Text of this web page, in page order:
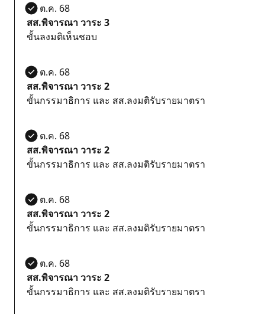
21 ต.ค. 68
สส.พิจารณา วาระ 3
ขั้นลงมติเห็นชอบ
21 ต.ค. 68
สส.พิจารณา วาระ 2
ขั้นกรรมาธิการ และ สส.ลงมติรับรายมาตรา
21 ต.ค. 68
สส.พิจารณา วาระ 2
ขั้นกรรมาธิการ และ สส.ลงมติรับรายมาตรา
21 ต.ค. 68
สส.พิจารณา วาระ 2
ขั้นกรรมาธิการ และ สส.ลงมติรับรายมาตรา
21 ต.ค. 68
สส.พิจารณา วาระ 2
ขั้นกรรมาธิการ และ สส.ลงมติรับรายมาตรา